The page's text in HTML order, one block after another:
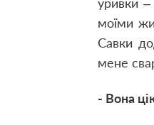
моїми
Савки
мене
- Вона